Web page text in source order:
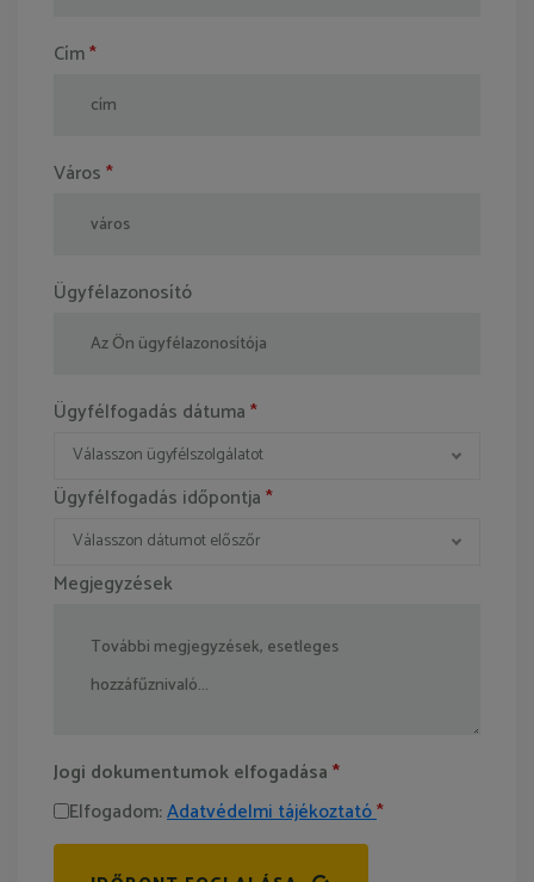
Cím*
Város*
Ügyfélazonosító
Ügyfélfogadás dátuma*
Válasszon ügyfélszolgálatot
Ügyfélfogadás időpontja*
Válasszon dátumot előszőr
Megjegyzések
Jogi dokumentumok elfogadása*
Elfogadom:Adatvédelmi tájékoztató*